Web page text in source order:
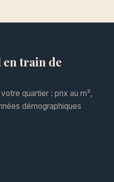
train de
quartier : prix au m²,
démographiques